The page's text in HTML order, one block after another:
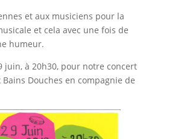
et aux musiciens pour la
et cela avec une fois de
humeur.
juin, à 20h30, pour notre concert
Douches en compagnie de